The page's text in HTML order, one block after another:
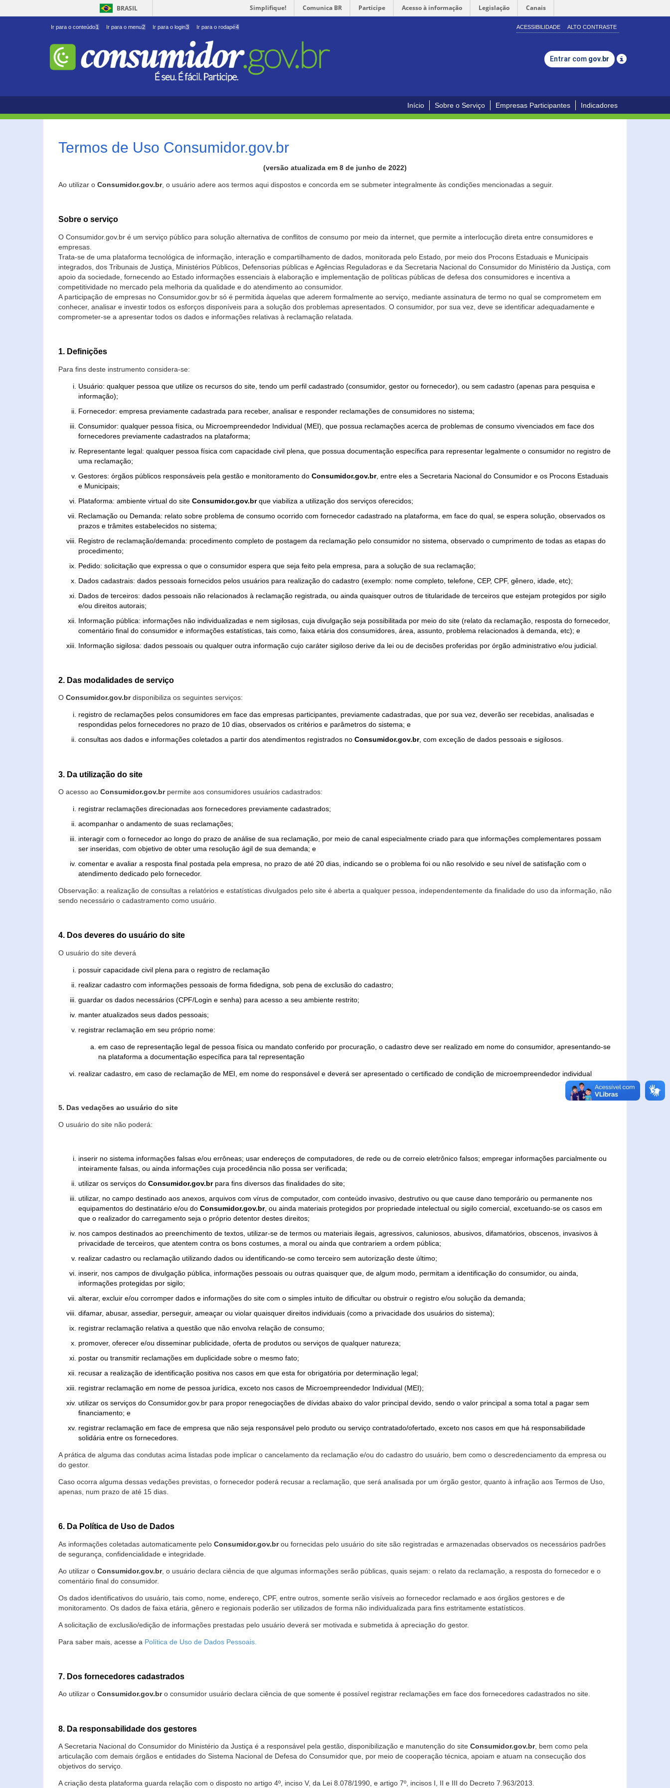
BRASIL Simplifique! Comunica BR Participe Acesso à informação Legislação Canais
Ir para o conteúdo1 Ir para o menu2 Ir para o login3 Ir para o rodapé4 ACESSIBILIDADE ALTO CONTRASTE
Entrar com gov.br
Início Sobre o Serviço Empresas Participantes Indicadores
Termos de Uso Consumidor.gov.br
(versão atualizada em 8 de junho de 2022)
Ao utilizar o Consumidor.gov.br, o usuário adere aos termos aqui dispostos e concorda em se submeter integralmente às condições mencionadas a seguir.
Sobre o serviço
O Consumidor.gov.br é um serviço público para solução alternativa de conflitos de consumo por meio da internet, que permite a interlocução direta entre consumidores e
empresas.
Trata-se de uma plataforma tecnológica de informação, interação e compartilhamento de dados, monitorada pelo Estado, por meio dos Procons Estaduais e Municipais
integrados, dos Tribunais de Justiça, Ministérios Públicos, Defensorias públicas e Agências Reguladoras e da Secretaria Nacional do Consumidor do Ministério da Justiça, com
apoio da sociedade, fornecendo ao Estado informações essenciais à elaboração e implementação de políticas públicas de defesa dos consumidores e incentiva a
competitividade no mercado pela melhoria da qualidade e do atendimento ao consumidor.
A participação de empresas no Consumidor.gov.br só é permitida àquelas que aderem formalmente ao serviço, mediante assinatura de termo no qual se comprometem em
conhecer, analisar e investir todos os esforços disponíveis para a solução dos problemas apresentados. O consumidor, por sua vez, deve se identificar adequadamente e
comprometer-se a apresentar todos os dados e informações relativas à reclamação relatada.
1. Definições
Para fins deste instrumento considera-se:
Usuário: qualquer pessoa que utilize os recursos do site, tendo um perfil cadastrado (consumidor, gestor ou fornecedor), ou sem cadastro (apenas para pesquisa e
informação);
Fornecedor: empresa previamente cadastrada para receber, analisar e responder reclamações de consumidores no sistema;
Consumidor: qualquer pessoa física, ou Microempreendedor Individual (MEI), que possua reclamações acerca de problemas de consumo vivenciados em face dos
fornecedores previamente cadastrados na plataforma;
Representante legal: qualquer pessoa física com capacidade civil plena, que possua documentação específica para representar legalmente o consumidor no registro de
uma reclamação;
Gestores: órgãos públicos responsáveis pela gestão e monitoramento do Consumidor.gov.br, entre eles a Secretaria Nacional do Consumidor e os Procons Estaduais
e Municipais;
Plataforma: ambiente virtual do site Consumidor.gov.brque viabiliza a utilização dos serviços oferecidos;
Reclamação ou Demanda: relato sobre problema de consumo ocorrido com fornecedor cadastrado na plataforma, em face do qual, se espera solução, observados os
prazos e trâmites estabelecidos no sistema;
Registro de reclamação/demanda: procedimento completo de postagem da reclamação pelo consumidor no sistema, observado o cumprimento de todas as etapas do
procedimento;
Pedido: solicitação que expressa o que o consumidor espera que seja feito pela empresa, para a solução de sua reclamação;
Dados cadastrais: dados pessoais fornecidos pelos usuários para realização do cadastro (exemplo: nome completo, telefone, CEP, CPF, gênero, idade, etc);
Dados de terceiros: dados pessoais não relacionados à reclamação registrada, ou ainda quaisquer outros de titularidade de terceiros que estejam protegidos por sigilo
e/ou direitos autorais;
Informação pública: informações não individualizadas e nem sigilosas, cuja divulgação seja possibilitada por meio do site (relato da reclamação, resposta do fornecedor,
comentário final do consumidor e informações estatísticas, tais como, faixa etária dos consumidores, área, assunto, problema relacionados à demanda, etc); e
Informação sigilosa: dados pessoais ou qualquer outra informação cujo caráter sigiloso derive da lei ou de decisões proferidas por órgão administrativo e/ou judicial.
2. Das modalidades de serviço
O Consumidor.gov.brdisponibiliza os seguintes serviços:
registro de reclamações pelos consumidores em face das empresas participantes, previamente cadastradas, que por sua vez, deverão ser recebidas, analisadas e
respondidas pelos fornecedores no prazo de 10 dias, observados os critérios e parâmetros do sistema; e
consultas aos dados e informações coletados a partir dos atendimentos registrados no Consumidor.gov.br, com exceção de dados pessoais e sigilosos.
3. Da utilização do site
O acesso ao Consumidor.gov.brpermite aos consumidores usuários cadastrados:
registrar reclamações direcionadas aos fornecedores previamente cadastrados;
acompanhar o andamento de suas reclamações;
interagir com o fornecedor ao longo do prazo de análise de sua reclamação, por meio de canal especialmente criado para que informações complementares possam
ser inseridas, com objetivo de obter uma resolução ágil de sua demanda; e
comentar e avaliar a resposta final postada pela empresa, no prazo de até 20 dias, indicando se o problema foi ou não resolvido e seu nível de satisfação com o
atendimento dedicado pelo fornecedor.
Observação: a realização de consultas a relatórios e estatísticas divulgados pelo site é aberta a qualquer pessoa, independentemente da finalidade do uso da informação, não
sendo necessário o cadastramento como usuário.
4. Dos deveres do usuário do site
O usuário do site deverá
possuir capacidade civil plena para o registro de reclamação
realizar cadastro com informações pessoais de forma fidedigna, sob pena de exclusão do cadastro;
guardar os dados necessários (CPF/Login e senha) para acesso a seu ambiente restrito;
manter atualizados seus dados pessoais;
registrar reclamação em seu próprio nome:
em caso de representação legal de pessoa física ou mandato conferido por procuração, o cadastro deve ser realizado em nome do consumidor, apresentando-se
na plataforma a documentação específica para tal representação
realizar cadastro, em caso de reclamação de MEI, em nome do responsável e deverá ser apresentado o certificado de condição de microempreendedor individual
5. Das vedações ao usuário do site
O usuário do site não poderá:
inserir no sistema informações falsas e/ou errôneas; usar endereços de computadores, de rede ou de correio eletrônico falsos; empregar informações parcialmente ou
inteiramente falsas, ou ainda informações cuja procedência não possa ser verificada;
utilizar os serviços do Consumidor.gov.brpara fins diversos das finalidades do site;
utilizar, no campo destinado aos anexos, arquivos com vírus de computador, com conteúdo invasivo, destrutivo ou que cause dano temporário ou permanente nos
equipamentos do destinatário e/ou do Consumidor.gov.br, ou ainda materiais protegidos por propriedade intelectual ou sigilo comercial, excetuando-se os casos em
que o realizador do carregamento seja o próprio detentor destes direitos;
nos campos destinados ao preenchimento de textos, utilizar-se de termos ou materiais ilegais, agressivos, caluniosos, abusivos, difamatórios, obscenos, invasivos à
privacidade de terceiros, que atentem contra os bons costumes, a moral ou ainda que contrariem a ordem pública;
realizar cadastro ou reclamação utilizando dados ou identificando-se como terceiro sem autorização deste último;
inserir, nos campos de divulgação pública, informações pessoais ou outras quaisquer que, de algum modo, permitam a identificação do consumidor, ou ainda,
informações protegidas por sigilo;
alterar, excluir e/ou corromper dados e informações do site com o simples intuito de dificultar ou obstruir o registro e/ou solução da demanda;
difamar, abusar, assediar, perseguir, ameaçar ou violar quaisquer direitos individuais (como a privacidade dos usuários do sistema);
registrar reclamação relativa a questão que não envolva relação de consumo;
promover, oferecer e/ou disseminar publicidade, oferta de produtos ou serviços de qualquer natureza;
postar ou transmitir reclamações em duplicidade sobre o mesmo fato;
recusar a realização de identificação positiva nos casos em que esta for obrigatória por determinação legal;
registrar reclamação em nome de pessoa jurídica, exceto nos casos de Microempreendedor Individual (MEI);
utilizar os serviços do Consumidor.gov.br para propor renegociações de dívidas abaixo do valor principal devido, sendo o valor principal a soma total a pagar sem
financiamento; e
registrar reclamação em face de empresa que não seja responsável pelo produto ou serviço contratado/ofertado, exceto nos casos em que há responsabilidade
solidária entre os fornecedores.
A prática de alguma das condutas acima listadas pode implicar o cancelamento da reclamação e/ou do cadastro do usuário, bem como o descredenciamento da empresa ou
do gestor.
Caso ocorra alguma dessas vedações previstas, o fornecedor poderá recusar a reclamação, que será analisada por um órgão gestor, quanto à infração aos Termos de Uso,
apenas, num prazo de até 15 dias.
6. Da Política de Uso de Dados
As informações coletadas automaticamente pelo Consumidor.gov.brou fornecidas pelo usuário do site são registradas e armazenadas observados os necessários padrões
de segurança, confidencialidade e integridade.
Ao utilizar o Consumidor.gov.br, o usuário declara ciência de que algumas informações serão públicas, quais sejam: o relato da reclamação, a resposta do fornecedor e o
comentário final do consumidor.
Os dados identificativos do usuário, tais como, nome, endereço, CPF, entre outros, somente serão visíveis ao fornecedor reclamado e aos órgãos gestores e de
monitoramento. Os dados de faixa etária, gênero e regionais poderão ser utilizados de forma não individualizada para fins estritamente estatísticos.
A solicitação de exclusão/edição de informações prestadas pelo usuário deverá ser motivada e submetida à apreciação do gestor.
Para saber mais, acesse a Política de Uso de Dados Pessoais.
7. Dos fornecedores cadastrados
Ao utilizar o Consumidor.gov.bro consumidor usuário declara ciência de que somente é possível registrar reclamações em face dos fornecedores cadastrados no site.
8. Da responsabilidade dos gestores
A Secretaria Nacional do Consumidor do Ministério da Justiça é a responsável pela gestão, disponibilização e manutenção do site Consumidor.gov.br, bem como pela
articulação com demais órgãos e entidades do Sistema Nacional de Defesa do Consumidor que, por meio de cooperação técnica, apoiam e atuam na consecução dos
objetivos do serviço.
A criação desta plataforma guarda relação com o disposto no artigo 4º, inciso V, da Lei 8.078/1990, e artigo 7º, incisos I, II e III do Decreto 7.963/2013.